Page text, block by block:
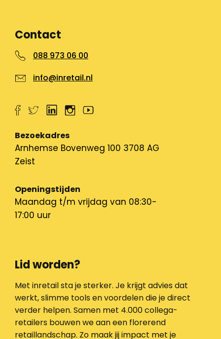
Contact
088 973 06 00
info@inretail.nl
Bezoekadres
Arnhemse Bovenweg 100 3708 AG
Zeist
Openingstijden
Maandag t/m vrijdag van 08:30-
17:00 uur
Lid worden?
Met inretail sta je sterker. Je krijgt advies dat
werkt, slimme tools en voordelen die je direct
verder helpen. Samen met 4.000 collega-
retailers bouwen we aan een florerend
retaillandschap. Zo maak jij impact met je